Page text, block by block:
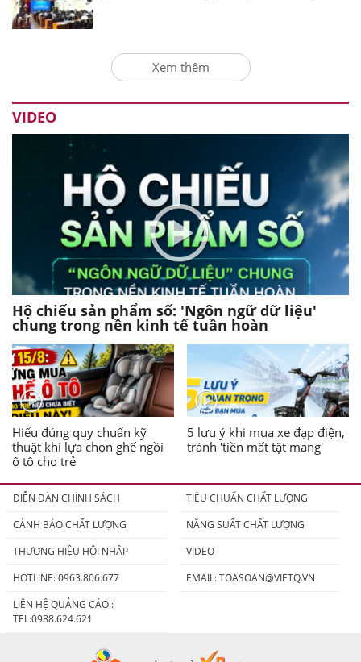
Xem thêm
VIDEO
Hộ chiếu sản phẩm số: 'Ngôn ngữ dữ liệu'
chung trong nền kinh tế tuần hoàn
Hiểu đúng quy chuẩn kỹ
thuật khi lựa chọn ghế ngồi
ô tô cho trẻ
5 lưu ý khi mua xe đạp điện,
tránh 'tiền mất tật mang'
DIỄN ĐÀN CHÍNH SÁCH
TIÊU CHUẨN CHẤT LƯỢNG
CẢNH BÁO CHẤT LƯỢNG
NĂNG SUẤT CHẤT LƯỢNG
THƯƠNG HIỆU HỘI NHẬP
VIDEO
HOTLINE: 0963.806.677
EMAIL:TOASOAN@VIETQ.VN
LIÊN HỆ QUẢNG CÁO :
TEL:0988.624.621